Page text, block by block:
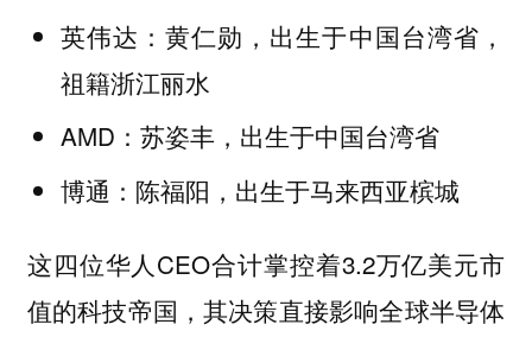
英伟达：黄仁勋，出生于中国台湾省，
祖籍浙江丽水
AMD：苏姿丰，出生于中国台湾省
博通：陈福阳，出生于马来西亚槟城
这四位华人CEO合计掌控着3.2万亿美元市
值的科技帝国，其决策直接影响全球半导体